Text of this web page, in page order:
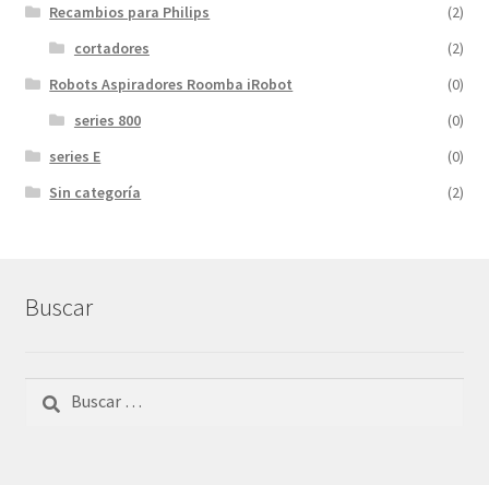
Recambios para Philips
(2)
cortadores
(2)
Robots Aspiradores Roomba iRobot
(0)
series 800
(0)
series E
(0)
Sin categoría
(2)
Buscar